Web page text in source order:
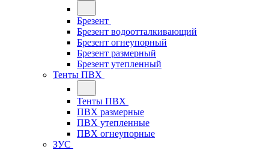
Брезент
Брезент водоотталкивающий
Брезент огнеупорный
Брезент размерный
Брезент утепленный
Тенты ПВХ
Тенты ПВХ
ПВХ размерные
ПВХ утепленные
ПВХ огнеупорные
ЗУС